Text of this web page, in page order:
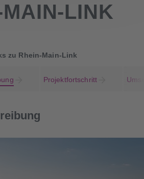
LINK
zu Rhein-Main-Link
Projektfortschritt